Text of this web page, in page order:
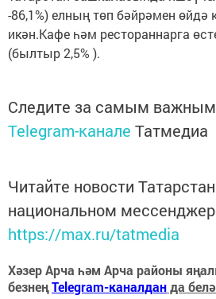
-86,1%) елның төп бәйрәмен
икән.Кафе һәм рестораннарга
(былтыр 2,5% ).
Следите за самым
Telegram-канале Татмедиа
Читайте новости
национальном
https://max.ru/tatmedia
Хәзер Арча һәм Арча районы
безнеңTelegram-каналданда